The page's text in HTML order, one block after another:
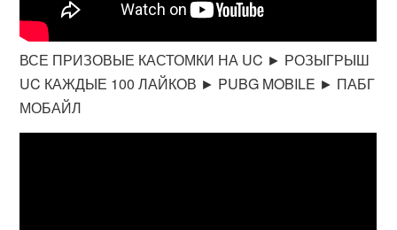
ВСЕ ПРИЗОВЫЕ КАСТОМКИ НА UC ► РОЗЫГРЫШ
UC КАЖДЫЕ 100 ЛАЙКОВ ► PUBG MOBILE ► ПАБГ
МОБАЙЛ